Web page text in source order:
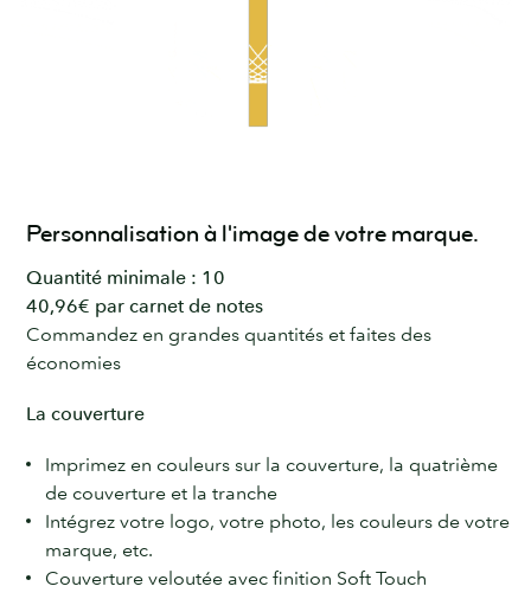
Personnalisation à l'image de votre marque.
Quantité minimale : 10
40,96€ par carnet de notes
Commandez en grandes quantités et faites des
économies
La couverture
Imprimez en couleurs sur la couverture, la quatrième
de couverture et la tranche
Intégrez votre logo, votre photo, les couleurs de votre
marque, etc.
Couverture veloutée avec finition Soft Touch